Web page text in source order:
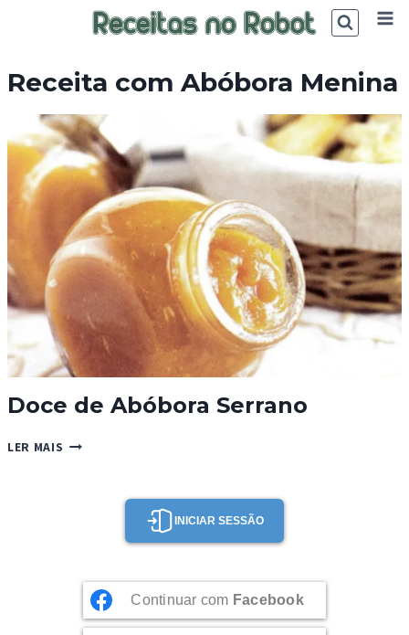
Receita com Abóbora Menina
Doce de Abóbora Serrano
LER MAIS DOCE
INICIAR SESSÃO
Continuar com Facebook